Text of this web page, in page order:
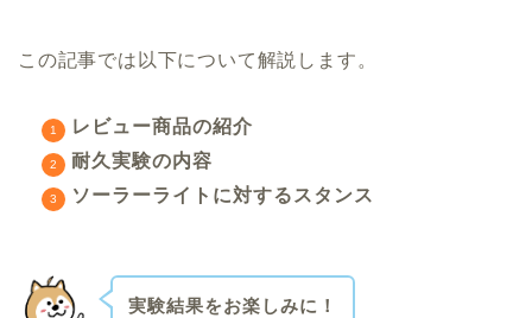
この記事では以下について解説します。
レビュー商品の紹介
耐久実験の内容
ソーラーライトに対するスタンス
実験結果をお楽しみに！